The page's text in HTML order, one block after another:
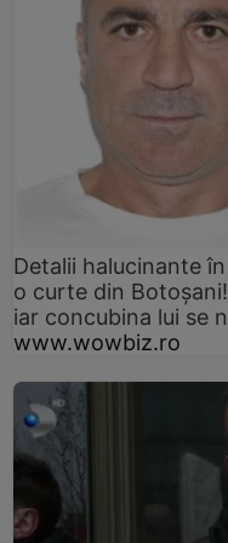
Detalii halucinante
o curte din
iar concubina lui se
www.wowbiz.ro